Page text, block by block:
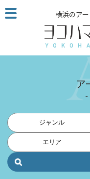
こ
の
ジ
読
他
ペ
横浜のア
ア
ジャンル
エリア